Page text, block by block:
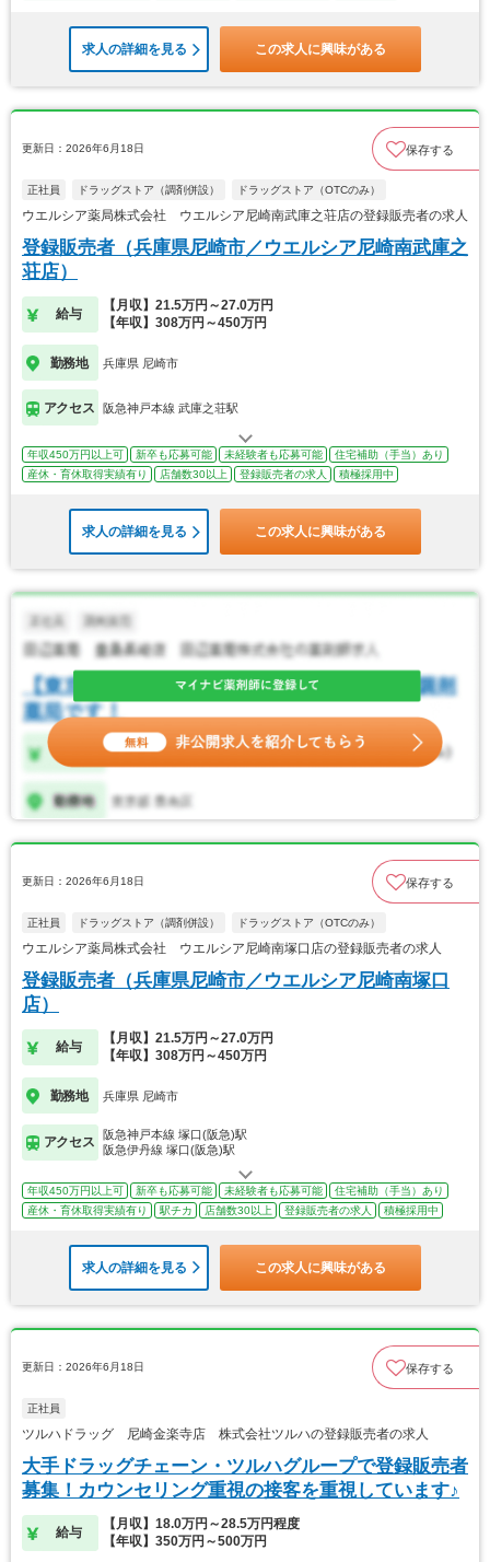
求人の詳細を見る この求人に興味がある
更新日：2026年6月18日 保存する
正社員 ドラッグストア（調剤併設） ドラッグストア（OTCのみ）
ウエルシア薬局株式会社 ウエルシア尼崎南武庫之荘店の登録販売者の求人
登録販売者（兵庫県尼崎市／ウエルシア尼崎南武庫之
荘店）
給与
【月収】21.5万円～27.0万円
【年収】308万円～450万円
勤務地 兵庫県 尼崎市
アクセス 阪急神戸本線 武庫之荘駅
年収450万円以上可 新卒も応募可能 未経験者も応募可能
住宅補助（手当）あり
産休・育休取得実績有り
店舗数30以上 登録販売者の求人 積極採用中
求人の詳細を見る この求人に興味がある
更新日：2026年6月18日 保存する
正社員 ドラッグストア（調剤併設） ドラッグストア（OTCのみ）
ウエルシア薬局株式会社 ウエルシア尼崎南塚口店の登録販売者の求人
登録販売者（兵庫県尼崎市／ウエルシア尼崎南塚口
店）
給与
【月収】21.5万円～27.0万円
【年収】308万円～450万円
勤務地 兵庫県 尼崎市
アクセス
阪急神戸本線 塚口(阪急)駅
阪急伊丹線 塚口(阪急)駅
年収450万円以上可 新卒も応募可能 未経験者も応募可能
住宅補助（手当）あり
産休・育休取得実績有り
駅チカ 店舗数30以上 登録販売者の求人 積極採用中
求人の詳細を見る この求人に興味がある
更新日：2026年6月18日 保存する
正社員
ツルハドラッグ 尼崎金楽寺店 株式会社ツルハの登録販売者の求人
大手ドラッグチェーン・ツルハグループで登録販売者
募集！カウンセリング重視の接客を重視しています♪
給与
【月収】18.0万円～28.5万円程度
【年収】350万円～500万円